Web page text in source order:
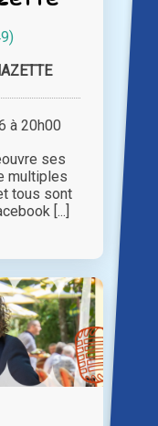
à 20h00
ses
multiples
tous sont
[...]